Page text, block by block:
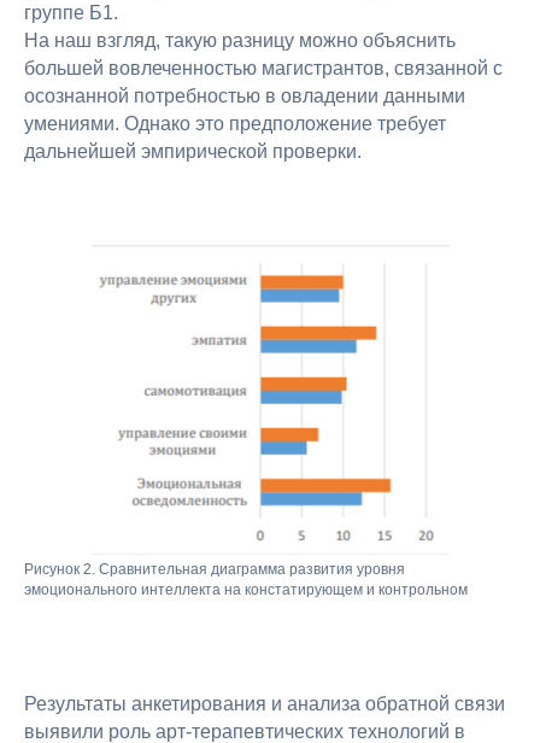
группе Б1.
На наш взгляд, такую разницу можно объяснить
большей вовлеченностью магистрантов, связанной с
осознанной потребностью в овладении данными
умениями. Однако это предположение требует
дальнейшей эмпирической проверки.
Рисунок 2. Сравнительная диаграмма развития уровня
эмоционального интеллекта на констатирующем и контрольном
Результаты анкетирования и анализа обратной связи
выявили роль арт-терапевтических технологий в